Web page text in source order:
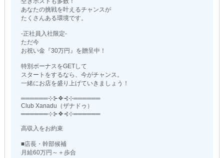
あなたの挑戦を叶えるチャンスが
たくさんある環境です。
-正社員入社限定-
ただ今
お祝い金『30万円』を贈呈中！
特別ボーナスをGETして
スタートをするなら、今がチャンス。
一緒にお店を盛り上げていきましょう！
══════⊹⊱❖⊰⊹══════
Club Xanadu（ザナドゥ）
══════⊹⊱❖⊰⊹══════
高収入をお約束
■店長・幹部候補
月給60万円～＋歩合